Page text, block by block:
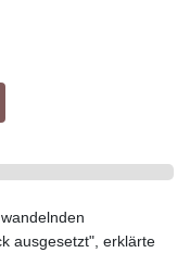
ausgesetzt", erklärte